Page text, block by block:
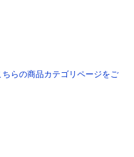
らの商品カテゴリページをご